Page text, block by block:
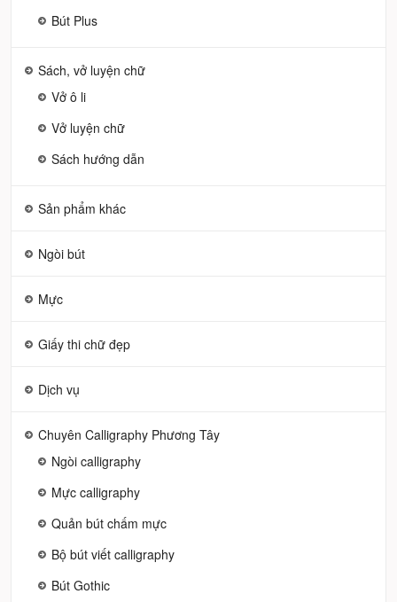
Bút Plus
Sách, vở luyện chữ
Vở ô li
Vở luyện chữ
Sách hướng dẫn
Sản phẩm khác
Ngòi bút
Mực
Giấy thi chữ đẹp
Dịch vụ
Chuyên Calligraphy Phương Tây
Ngòi calligraphy
Mực calligraphy
Quản bút chấm mực
Bộ bút viết calligraphy
Bút Gothic